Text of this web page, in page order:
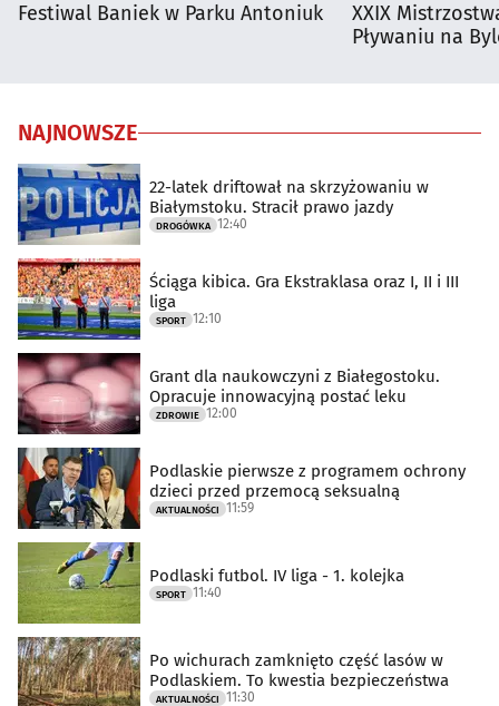
Festiwal Baniek w Parku Antoniuk
XXIX
Pływaniu na
NAJNOWSZE
22-latek driftował na skrzyżowaniu w
Białymstoku. Stracił prawo jazdy
DROGÓWKA 12:40
Ściąga kibica. Gra Ekstraklasa oraz I, II i III
liga
SPORT 12:10
Grant dla naukowczyni z Białegostoku.
Opracuje innowacyjną postać leku
ZDROWIE 12:00
Podlaskie pierwsze z programem ochrony
dzieci przed przemocą seksualną
AKTUALNOŚCI 11:59
Podlaski futbol. IV liga - 1. kolejka
SPORT 11:40
Po wichurach zamknięto część lasów w
Podlaskiem. To kwestia bezpieczeństwa
AKTUALNOŚCI 11:30